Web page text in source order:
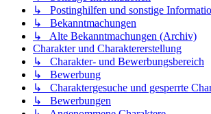
↳ Postinghilfen und sonstige
↳ Bekanntmachungen
↳ Alte Bekanntmachungen (Archiv)
Charakter und Charaktererstellung
↳ Charakter- und Bewerbungsbereich
↳ Bewerbung
↳ Charaktergesuche und gesperrte
↳ Bewerbungen